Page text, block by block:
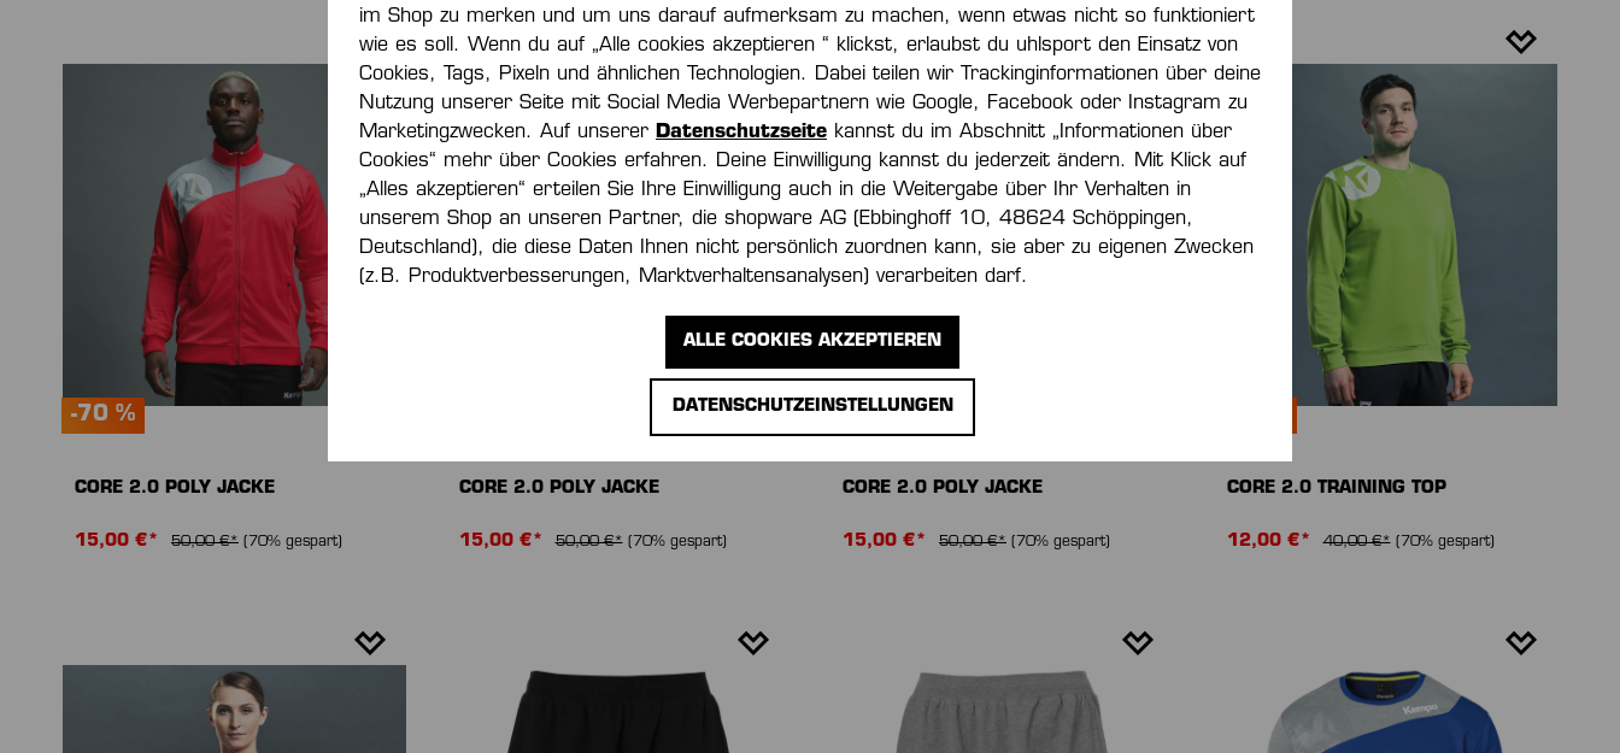
-70 %
CORE 2.0 POLY JACKE
15,00 €* 50,00 €* (70% gespart)
CORE 2.0 POLY JACKE
15,00 €* 50,00 €* (70% gespart)
-70 %
CORE 2.0 POLY JACKE
15,00 €* 50,00 €* (70% gespart)
CORE 2.0 TRAINING TOP
12,00 €* 40,00 €* (70% gespart)
im Shop zu merken und um uns darauf aufmerksam zu machen, wenn etwas nicht so funktioniert
wie es soll. Wenn du auf „Alle cookies akzeptieren “ klickst, erlaubst du uhlsport den Einsatz von
Cookies, Tags, Pixeln und ähnlichen Technologien. Dabei teilen wir Trackinginformationen über deine
Nutzung unserer Seite mit Social Media Werbepartnern wie Google, Facebook oder Instagram zu
Marketingzwecken. Auf unserer Datenschutzseite kannst du im Abschnitt „Informationen über
Cookies“ mehr über Cookies erfahren. Deine Einwilligung kannst du jederzeit ändern. Mit Klick auf
„Alles akzeptieren“ erteilen Sie Ihre Einwilligung auch in die Weitergabe über Ihr Verhalten in
unserem Shop an unseren Partner, die shopware AG (Ebbinghoff 10, 48624 Schöppingen,
Deutschland), die diese Daten Ihnen nicht persönlich zuordnen kann, sie aber zu eigenen Zwecken
(z.B. Produktverbesserungen, Marktverhaltensanalysen) verarbeiten darf.
DATENSCHUTZEINSTELLUNGEN
ALLE COOKIES AKZEPTIEREN